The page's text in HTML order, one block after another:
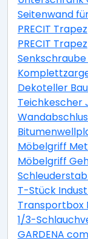
Seitenwand
PRECIT
PRECIT
Senkschraube
Dekoteller
Teichkescher
Möbelgriff
Möbelgriff
Schleuderstab
T-Stück
Transportbox
1/3-
GARDENA